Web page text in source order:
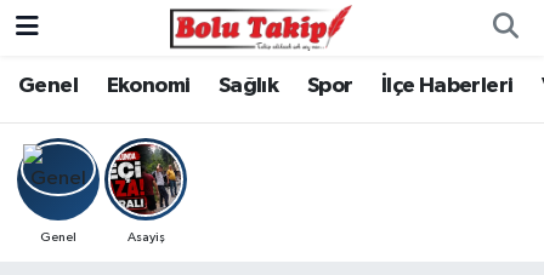
Genel Ekonomi Sağlık Spor İlçe Haberleri
Genel Asayiş